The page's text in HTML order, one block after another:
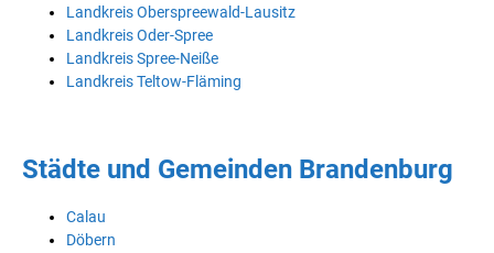
Landkreis Oberspreewald-Lausitz
Landkreis Oder-Spree
Landkreis Spree-Neiße
Landkreis Teltow-Fläming
Städte und Gemeinden Brandenburg
Calau
Döbern